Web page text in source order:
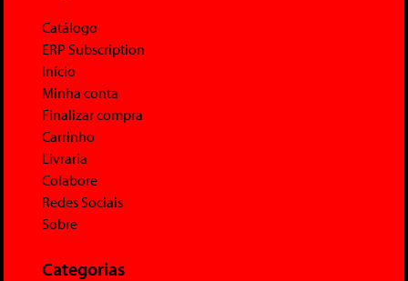
Catálogo
ERP Subscription
Início
Minha conta
Finalizar compra
Carrinho
Livraria
Colabore
Redes Sociais
Sobre
Categorias